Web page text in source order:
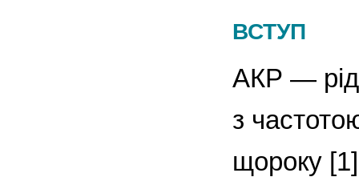
ВСТУП
АКР —
з
щороку